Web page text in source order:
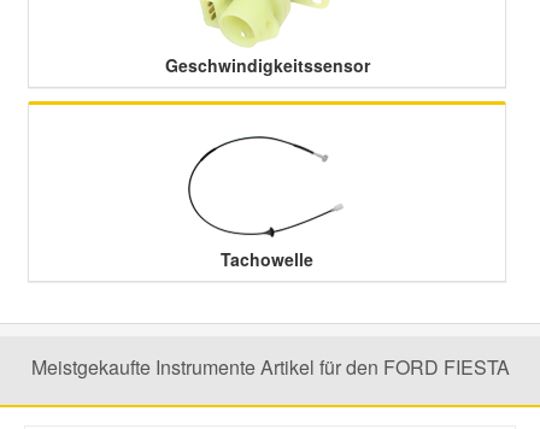
Geschwindigkeitssensor
Tachowelle
Meistgekaufte Instrumente Artikel für den FORD FIESTA
Porsche Ersatzteile
Seat Ersatzteile
Skoda Ersatzteile
Smart Ersatzteile
Suzuki Ersatzteile
Toyota Ersatzteile